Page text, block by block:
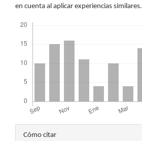
en cuenta al aplicar experiencias similares.
Detalles
Cómo citar